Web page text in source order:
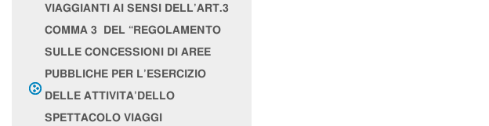
VIAGGIANTI AI SENSI DELL’ART.3
COMMA 3 DEL “REGOLAMENTO
SULLE CONCESSIONI DI AREE
PUBBLICHE PER L’ESERCIZIO
DELLE ATTIVITA’DELLO
SPETTACOLO VIAGGI